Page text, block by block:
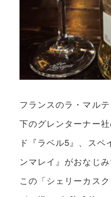
フランスのラ・マル
下のグレンターナー
ド『ラベル5』、スペ
ンマレイ』がおなじみ
この「シェリーカス